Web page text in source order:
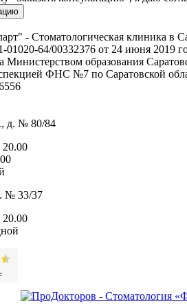
- Стоматологическая клиника в
64/00332376 от 24 июня 2019
Министерством образования
ФНС №7 по Саратовской
д. № 80/84
№ 33/37